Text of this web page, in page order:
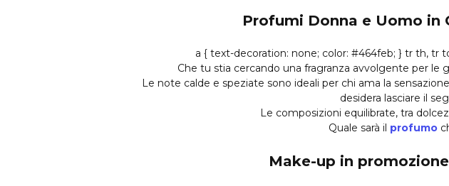
Profumi Donna e Uomo in
Che tu stia cercando una fragranza avvolgente per le
Le note calde e speziate sono ideali per chi ama la
desidera lasciare il
Le composizioni equilibrate, tra
Quale sarà il profumo
Make-up in